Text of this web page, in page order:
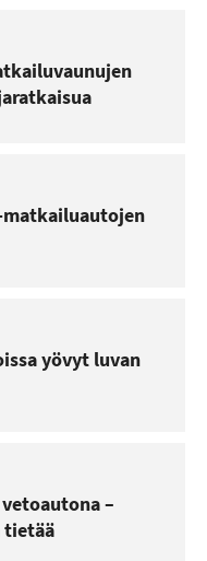
matkailuautojen
yövyt luvan
–
tietää